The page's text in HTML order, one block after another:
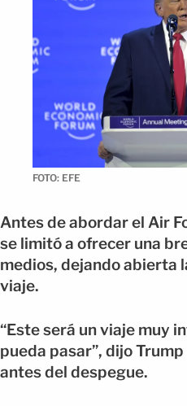
FOTO: EFE
Antes de abordar el Air
se limitó a ofrecer una
medios, dejando abierta
viaje.
“Este será un viaje muy
pueda pasar”, dijo
antes del despegue.